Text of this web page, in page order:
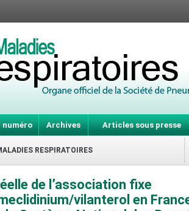
numéro Archives Articles sous presse
RESPIRATOIRES
de l’association fixe
vilanterol en